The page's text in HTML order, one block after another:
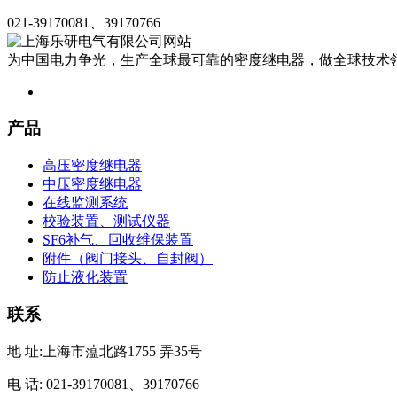
021-39170081、39170766
为中国电力争光，生产全球最可靠的密度继电器，做全球技术
产品
高压密度继电器
中压密度继电器
在线监测系统
校验装置、测试仪器
SF6补气、回收维保装置
附件（阀门接头、自封阀）
防止液化装置
联系
地 址:上海市蕰北路1755 弄35号
电 话: 021-39170081、39170766